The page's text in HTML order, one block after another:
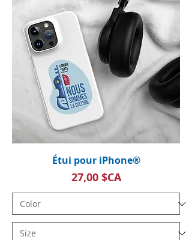
Étui pour iPhone®
Prix
27,00 $CA